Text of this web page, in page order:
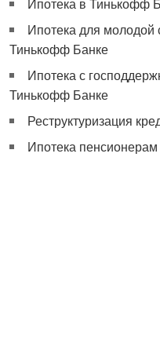
Ипотека в Тинькофф
Ипотека для молодой
Тинькофф Банке
Ипотека с
Тинькофф Банке
Реструктуризация
Ипотека